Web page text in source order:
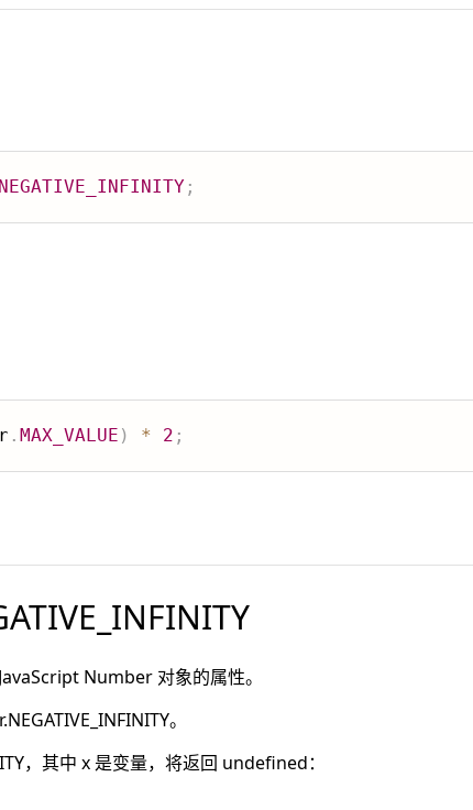
NEGATIVE_INFINITY ;
. MAX_VALUE ) * 2 ;
Number 对象的属性。
。
，其中 x 是变量，将返回 undefined：